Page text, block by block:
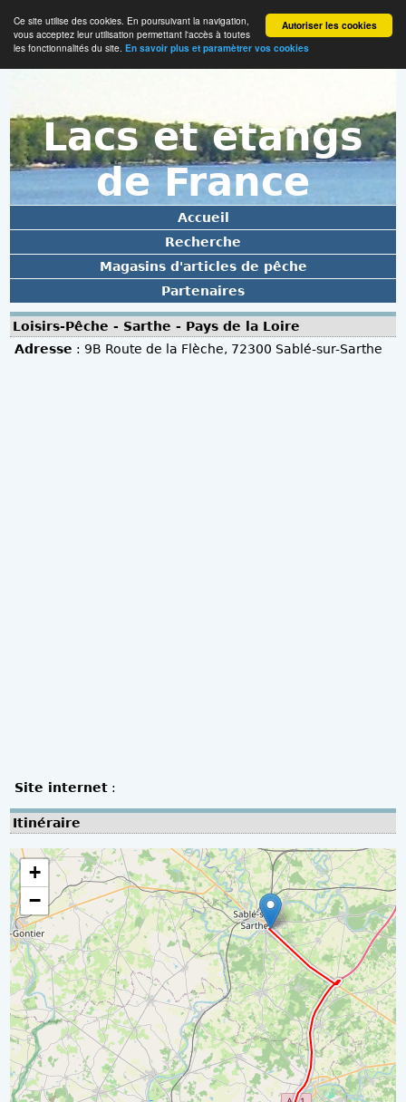
Autoriser les cookies
Ce site utilise des cookies. En poursuivant la navigation,
vous acceptez leur utilisation permettant l'accès à toutes
les fonctionnalités du site. En savoir plus et paramètrer vos cookies
Lacs et étangs
de France
Accueil
Recherche
Magasins d'articles de pêche
Partenaires
Loisirs-Pêche - Sarthe - Pays de la Loire
Adresse : 9B Route de la Flèche, 72300 Sablé-sur-Sarthe
Site internet :
Itinéraire
+
−